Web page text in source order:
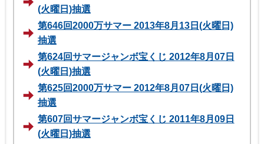
(火曜日)抽選
第646回2000万サマー 2013年8月13日(火曜日)
抽選
第624回サマージャンボ宝くじ 2012年8月07日
(火曜日)抽選
第625回2000万サマー 2012年8月07日(火曜日)
抽選
第607回サマージャンボ宝くじ 2011年8月09日
(火曜日)抽選